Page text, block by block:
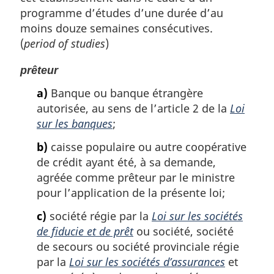
programme d’études d’une durée d’au
moins douze semaines consécutives.
(period of studies)
prêteur
a) Banque ou banque étrangère
autorisée, au sens de l’article 2 de la Loi
sur les banques;
b) caisse populaire ou autre coopérative
de crédit ayant été, à sa demande,
agréée comme prêteur par le ministre
pour l’application de la présente loi;
c) société régie par la Loi sur les sociétés
de fiducie et de prêtou société, société
de secours ou société provinciale régie
par la Loi sur les sociétés d’assurances et